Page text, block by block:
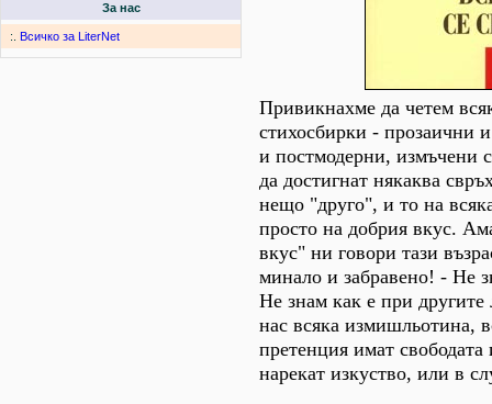
За нас
:. Всичко за LiterNet
Привикнахме да четем
стихосбирки - прозаични
и постмодерни, измъчени
да достигнат някаква
нещо "друго", и то на
просто на добрия вкус.
вкус" ни говори тази
минало и забравено! - Не
Не знам как е при
нас всяка измишльотина,
претенция имат свободата
нарекат изкуство, или в